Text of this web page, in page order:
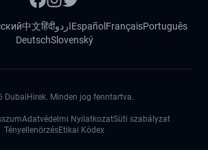
中文हिंदीاردوEspañol FrançaisPortuguês
DeutschSlovenský
DubaiHirek. Minden jog fenntartva.
Adatvédelmi NyilatkozatSüti szabályzat
TényellenörzésEtikai Kódex